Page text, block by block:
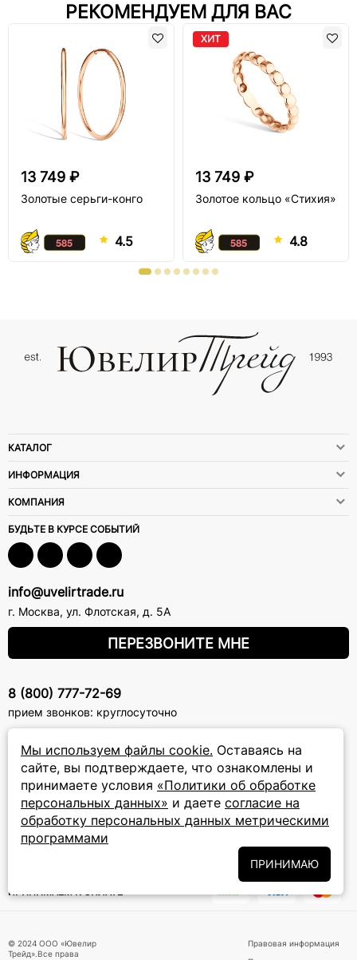
РЕКОМЕНДУЕМ ДЛЯ ВАС
13 749 ₽
Золотые серьги-конго
4.5
ХИТ
13 749 ₽
Золотое кольцо «Стихия»
4.8
Мы используем файлы cookie. Оставаясь на
сайте, вы подтверждаете, что ознакомлены и
принимаете условия «Политики об обработке
персональных данных» и даете согласие на
обработку персональных данных метрическими
программами
ПРИНИМАЮ
КАТАЛОГ
ИНФОРМАЦИЯ
КОМПАНИЯ
БУДЬТЕ В КУРСЕ СОБЫТИЙ
info@uvelirtrade.ru
г. Москва, ул. Флотская, д. 5А
ПЕРЕЗВОНИТЕ МНЕ
8 (800) 777-72-69
прием звонков: круглосуточно
ПОДПИСКА НА РАССЫЛКУ
Подписаться на новости
Подписываясь на рассылку, вы соглашаетесь с условиямиПолитики
обработки персональных данных
обработку
ПРИНИМАЕМ К ОПЛАТЕ
© 2024 ООО «Ювелир
Трейд».Все права
Правовая информация